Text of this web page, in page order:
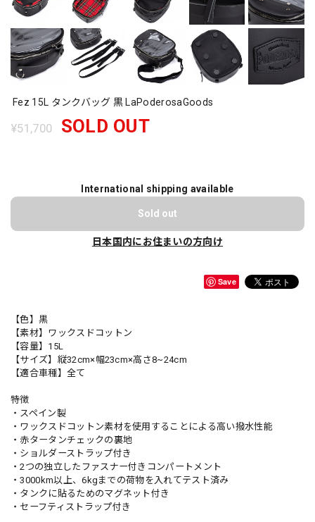
Fez 15L タンクバッグ 黒 LaPoderosaGoods
¥51,700 SOLD OUT
International shipping available
Sold out
日本国内にお住まいの方向け
Save
【色】黒
【素材】ワックスドコットン
【容量】15L
【サイズ】縦32cm×幅23cm×高さ8~24cm
【適合車種】全て
特徴
・スペイン製
・ワックスドコットン素材を使用することによる高い撥水性能
・赤タータンチェックの裏地
・ショルダーストラップ付き
・2つの独立したファスナー付きコンパートメント
・3000km以上、6kgまでの荷物を入れてテスト済み
・タンクに貼るためのマグネット付き
・セーフティストラップ付き